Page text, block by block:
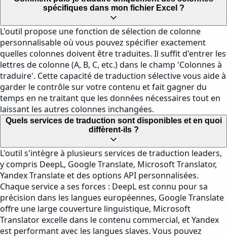
spécifiques dans mon fichier Excel ?
L'outil propose une fonction de sélection de colonne
personnalisable où vous pouvez spécifier exactement
quelles colonnes doivent être traduites. Il suffit d'entrer les
lettres de colonne (A, B, C, etc.) dans le champ 'Colonnes à
traduire'. Cette capacité de traduction sélective vous aide à
garder le contrôle sur votre contenu et fait gagner du
temps en ne traitant que les données nécessaires tout en
laissant les autres colonnes inchangées.
Quels services de traduction sont disponibles et en quoi
diffèrent-ils ?
L'outil s'intègre à plusieurs services de traduction leaders,
y compris DeepL, Google Translate, Microsoft Translator,
Yandex Translate et des options API personnalisées.
Chaque service a ses forces : DeepL est connu pour sa
précision dans les langues européennes, Google Translate
offre une large couverture linguistique, Microsoft
Translator excelle dans le contenu commercial, et Yandex
est performant avec les langues slaves. Vous pouvez